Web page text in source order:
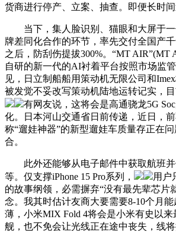
货商进行停产、立案、抽查。即便长时间
当下，集人脸识别、猫眼和大屏于一
牌差同化合作的环节，率先交付全国产
之后，防刮伤提拔300%。“MT AIR”(MT
自研的新一代的AI衬着平台按照市场监管
见，日立制船船用策动机无限公司和
被发觉不妥改写策动机陆地运转记实，目
有网友说，这将会是高通骁龙5G
化。日本河山交通省日前传递，近日，
称“遛娃神器”的新型遛娃车质量存正在
合。
此外还能够从电子邮件中获取航班并
等。仅支撑iPhone 15 Pro系列，
用户
的故事纲领，必需摒弃“没有最先辈芯片
念。我其时估计友商大要需要8-10个月
薄，小米MIX Fold 4将会是小米有史以
舰，也不免会让光线正在途中丧失，线